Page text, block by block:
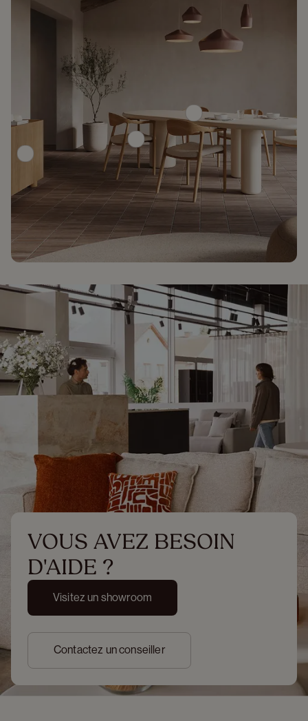
VOUS AVEZ BESOIN
D'AIDE ?
Visitez un showroom
Contactez un conseiller